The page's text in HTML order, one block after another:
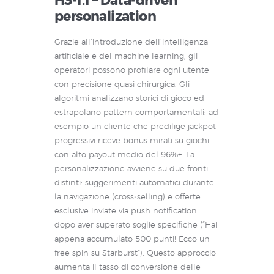
personalization
Grazie all’introduzione dell’intelligenza
artificiale e del machine learning, gli
operatori possono profilare ogni utente
con precisione quasi chirurgica. Gli
algoritmi analizzano storici di gioco ed
estrapolano pattern comportamentali: ad
esempio un cliente che predilige jackpot
progressivi riceve bonus mirati su giochi
con alto payout medio del 96%+. La
personalizzazione avviene su due fronti
distinti: suggerimenti automatici durante
la navigazione (cross‑selling) e offerte
esclusive inviate via push notification
dopo aver superato soglie specifiche (“Hai
appena accumulato 500 punti! Ecco un
free spin su Starburst”). Questo approccio
aumenta il tasso di conversione delle